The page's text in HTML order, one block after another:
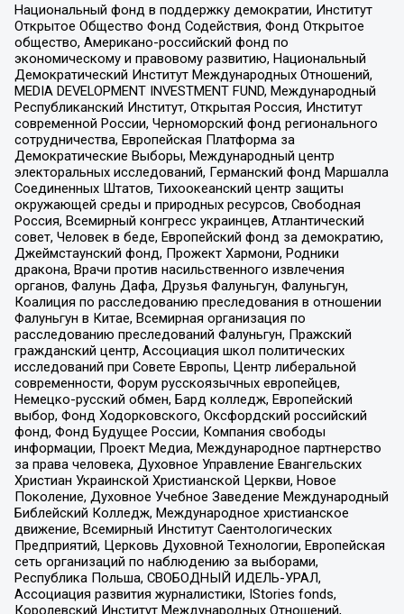
Национальный фонд в поддержку демократии, Институт
Открытое Общество Фонд Содействия, Фонд Открытое
общество, Американо-российский фонд по
экономическому и правовому развитию, Национальный
Демократический Институт Международных Отношений,
MEDIA DEVELOPMENT INVESTMENT FUND, Международный
Республиканский Институт, Открытая Россия, Институт
современной России, Черноморский фонд регионального
сотрудничества, Европейская Платформа за
Демократические Выборы, Международный центр
электоральных исследований, Германский фонд Маршалла
Соединенных Штатов, Тихоокеанский центр защиты
окружающей среды и природных ресурсов, Свободная
Россия, Всемирный конгресс украинцев, Атлантический
совет, Человек в беде, Европейский фонд за демократию,
Джеймстаунский фонд, Прожект Хармони, Родники
дракона, Врачи против насильственного извлечения
органов, Фалунь Дафа, Друзья Фалуньгун, Фалуньгун,
Коалиция по расследованию преследования в отношении
Фалуньгун в Китае, Всемирная организация по
расследованию преследований Фалуньгун, Пражский
гражданский центр, Ассоциация школ политических
исследований при Совете Европы, Центр либеральной
современности, Форум русскоязычных европейцев,
Немецко-русский обмен, Бард колледж, Европейский
выбор, Фонд Ходорковского, Оксфордский российский
фонд, Фонд Будущее России, Компания свободы
информации, Проект Медиа, Международное партнерство
за права человека, Духовное Управление Евангельских
Христиан Украинской Христианской Церкви, Новое
Поколение, Духовное Учебное Заведение Международный
Библейский Колледж, Международное христианское
движение, Всемирный Институт Саентологических
Предприятий, Церковь Духовной Технологии, Европейская
сеть организаций по наблюдению за выборами,
Республика Польша, СВОБОДНЫЙ ИДЕЛЬ-УРАЛ,
Ассоциация развития журналистики, IStories fonds,
Королевский Институт Международных Отношений,